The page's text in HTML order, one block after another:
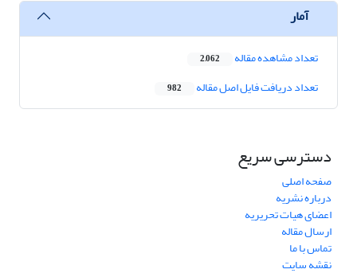
آمار
تعداد مشاهده مقاله 2,062
تعداد دریافت فایل اصل مقاله 982
دسترسی سریع
صفحه اصلی
درباره نشریه
اعضای هیات تحریریه
ارسال مقاله
تماس با ما
نقشه سایت